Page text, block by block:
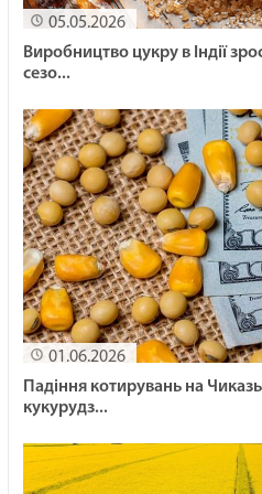
05.05.2026
Виробництво цукру в Індії
сезо...
01.06.2026
Падіння котирувань на
кукурудз...